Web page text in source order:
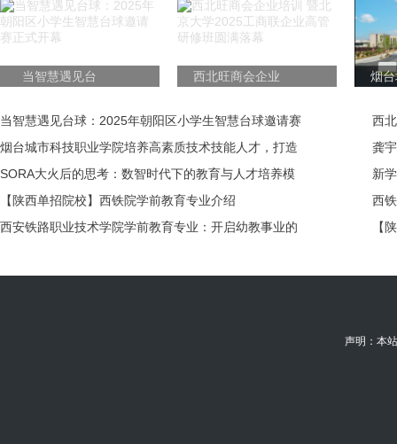
当智慧遇见台
区小学生智慧台
球邀请赛正式开
西北旺商会企业
2025工商联企业
高管研修班圆满
烟
质
才
当智慧遇见台球：2025年朝阳区小学生智慧台球邀请赛
正式开幕
西
研
烟台城市科技职业学院培养高素质技术技能人才，打造
创新教育新高地
龚
大
SORA大火后的思考：数智时代下的教育与人才培养模
式革新
新
动
【陕西单招院校】西铁院学前教育专业介绍
西
西安铁路职业技术学院学前教育专业：开启幼教事业的
【
声明：本